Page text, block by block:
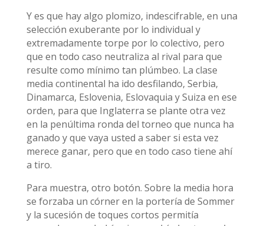
Y es que hay algo plomizo, indescifrable, en una
selección exuberante por lo individual y
extremadamente torpe por lo colectivo, pero
que en todo caso neutraliza al rival para que
resulte como mínimo tan plúmbeo. La clase
media continental ha ido desfilando, Serbia,
Dinamarca, Eslovenia, Eslovaquia y Suiza en ese
orden, para que Inglaterra se plante otra vez
en la penúltima ronda del torneo que nunca ha
ganado y que vaya usted a saber si esta vez
merece ganar, pero que en todo caso tiene ahí
a tiro.
Para muestra, otro botón. Sobre la media hora
se forzaba un córner en la portería de Sommer
y la sucesión de toques cortos permitía